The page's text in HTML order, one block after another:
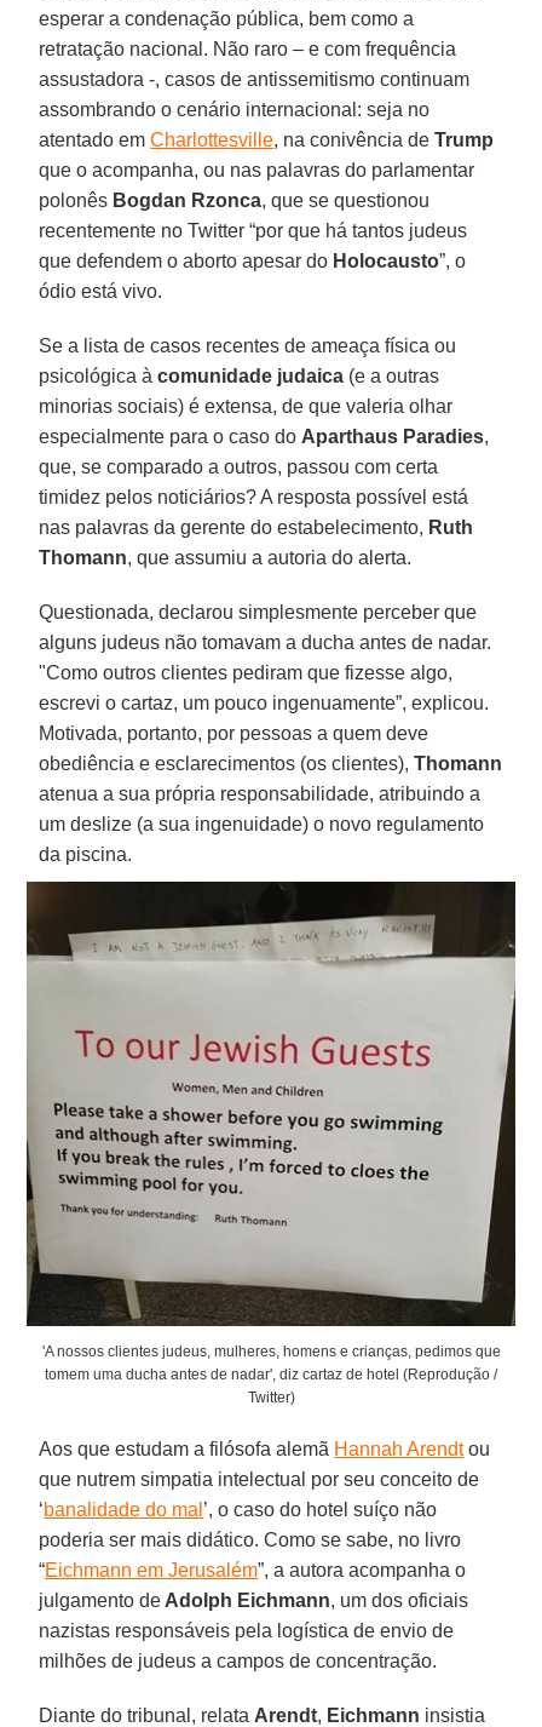
esperar a condenação pública, bem como a
retratação nacional. Não raro – e com frequência
assustadora -, casos de antissemitismo continuam
assombrando o cenário internacional: seja no
atentado emCharlottesville, na conivência deTrump
que o acompanha, ou nas palavras do parlamentar
polonês Bogdan Rzonca, que se questionou
recentemente no Twitter “por que há tantos judeus
que defendem o aborto apesar do Holocausto”, o
ódio está vivo.
Se a lista de casos recentes de ameaça física ou
psicológica àcomunidade judaica (e a outras
minorias sociais) é extensa, de que valeria olhar
especialmente para o caso do Aparthaus Paradies,
que, se comparado a outros, passou com certa
timidez pelos noticiários? A resposta possível está
nas palavras da gerente do estabelecimento, Ruth
Thomann, que assumiu a autoria do alerta.
Questionada, declarou simplesmente perceber que
alguns judeus não tomavam a ducha antes de nadar.
"Como outros clientes pediram que fizesse algo,
escrevi o cartaz, um pouco ingenuamente”, explicou.
Motivada, portanto, por pessoas a quem deve
obediência e esclarecimentos (os clientes),Thomann
atenua a sua própria responsabilidade, atribuindo a
um deslize (a sua ingenuidade) o novo regulamento
da piscina.
'A nossos clientes judeus, mulheres, homens e crianças, pedimos que
tomem uma ducha antes de nadar', diz cartaz de hotel (Reprodução /
Twitter)
Aos que estudam a filósofa alemã Hannah Arendtou
que nutrem simpatia intelectual por seu conceito de
‘banalidade do mal ’, o caso do hotel suíço não
poderia ser mais didático. Como se sabe, no livro
“Eichmann em Jerusalém”, a autora acompanha o
julgamento deAdolph Eichmann, um dos oficiais
nazistas responsáveis pela logística de envio de
milhões de judeus a campos de concentração.
Diante do tribunal, relataArendt, Eichmann insistia